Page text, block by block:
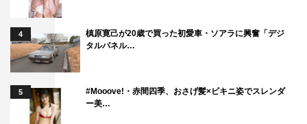
4
槙原寛己が20歳で買った初愛車・ソアラに興奮「デジ
タルパネル…
5
#Mooove!・赤間四季、おさげ髪×ビキニ姿でスレンダ
ー美…